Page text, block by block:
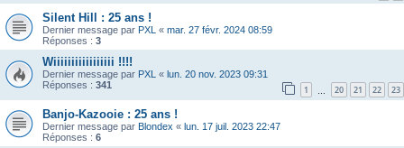
Silent Hill : 25 ans !
Dernier message par PXL « mar. 27 févr. 2024 08:59
Réponses : 3
Wiiiiiiiiiiiiiiiii !!!!
Dernier message par PXL « lun. 20 nov. 2023 09:31
Réponses : 341 1 20 21 22 23
Banjo-Kazooie : 25 ans !
Dernier message par Blondex « lun. 17 juil. 2023 22:47
Réponses : 6